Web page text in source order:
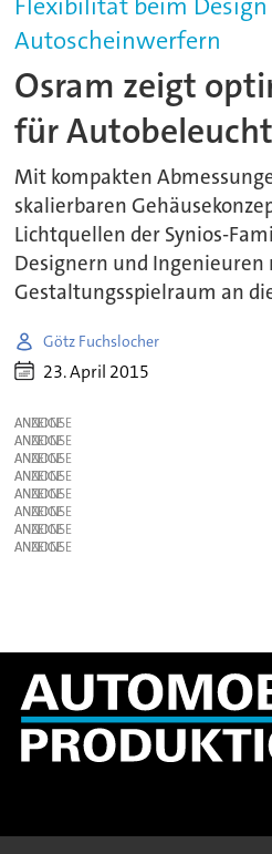
Flexibilität beim Design
Autoscheinwerfern
Osram zeigt
für
Mit kompakten
skalierbaren
Lichtquellen der Synios-
Designern und Ingenieuren
Gestaltungsspielraum an
Götz Fuchslocher
23. April 2015
ANZEIGE
ANZEIGE
ANZEIGE
ANZEIGE
ANZEIGE
ANZEIGE
ANZEIGE
ANZEIGE